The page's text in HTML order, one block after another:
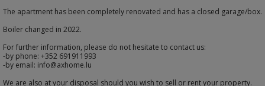
The apartment has been completely renovated and has a closed garage/box.
Boiler changed in 2022.
For further information, please do not hesitate to contact us:
-by phone: +352 691911993
-by email: info@axhome.lu
We are also at your disposal should you wish to sell or rent your property.